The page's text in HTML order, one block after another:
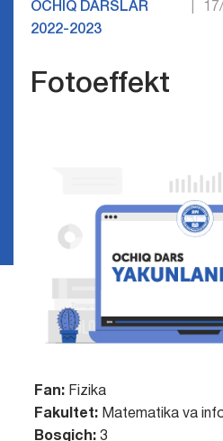
OCHIQ DARSLAR
2022-2023
Fotoeffekt
Fan: Fizika
Fakultet:Matematika va
Bosqich:3